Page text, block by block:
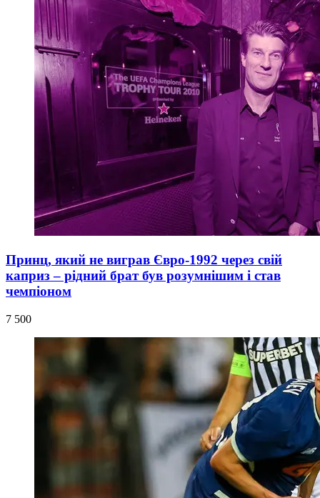
Принц, який не виграв Євро-1992 через свій
каприз – рідний брат був розумнішим і став
чемпіоном
7 500